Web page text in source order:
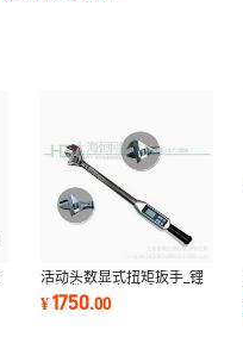
活动头数显式扭矩扳手_锂
电池数字扭力扳手_电子式
扭矩紧固扳手
¥1750.00